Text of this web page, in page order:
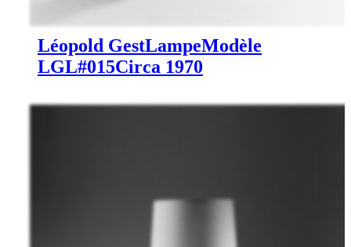
Léopold GestLampeModèle
LGL#015Circa 1970